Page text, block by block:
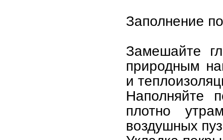
Заполнение
Замешайте
природным
и
Наполняйте
плотно
воздушных